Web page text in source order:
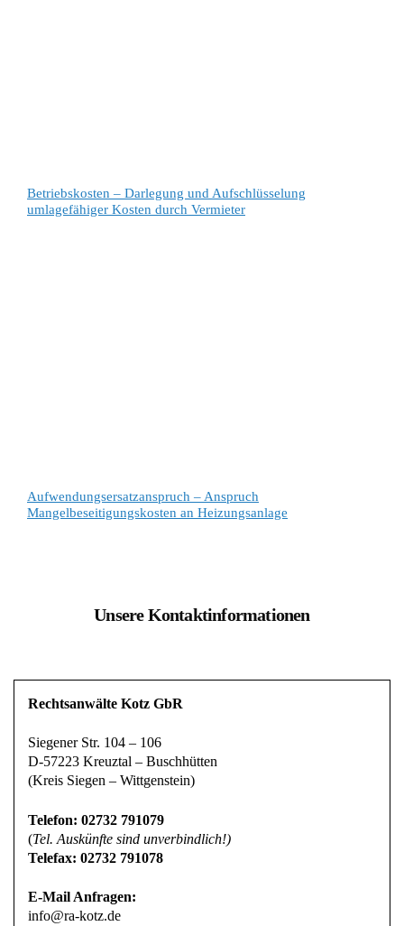
Betriebskosten – Darlegung und Aufschlüsselung
umlagefähiger Kosten durch Vermieter
Aufwendungsersatzanspruch – Anspruch
Mangelbeseitigungskosten an Heizungsanlage
Unsere Kontaktinformationen
Rechtsanwälte Kotz GbR
Siegener Str. 104 – 106
D-57223 Kreuztal – Buschhütten
(Kreis Siegen – Wittgenstein)
Telefon: 02732 791079
(Tel. Auskünfte sind unverbindlich!)
Telefax: 02732 791078
E-Mail Anfragen:
info@ra-kotz.de